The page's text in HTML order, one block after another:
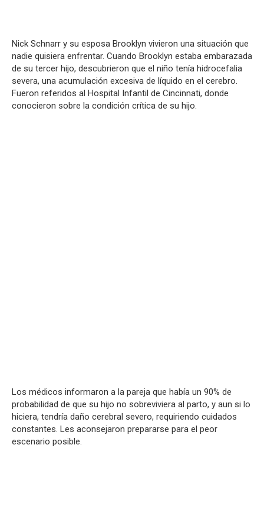
Nick Schnarr y su esposa Brooklyn vivieron una situación que
nadie quisiera enfrentar. Cuando Brooklyn estaba embarazada
de su tercer hijo, descubrieron que el niño tenía hidrocefalia
severa, una acumulación excesiva de líquido en el cerebro.
Fueron referidos al Hospital Infantil de Cincinnati, donde
conocieron sobre la condición crítica de su hijo.
Los médicos informaron a la pareja que había un 90% de
probabilidad de que su hijo no sobreviviera al parto, y aun si lo
hiciera, tendría daño cerebral severo, requiriendo cuidados
constantes. Les aconsejaron prepararse para el peor
escenario posible.